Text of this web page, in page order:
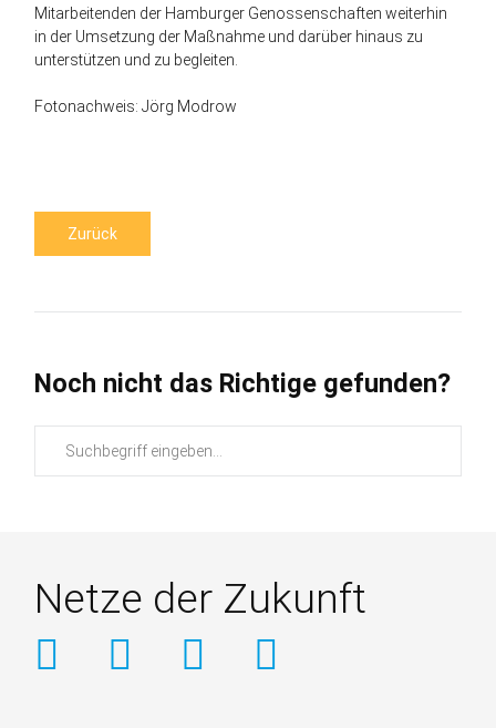
Mitarbeitenden der Hamburger Genossenschaften weiterhin
in der Umsetzung der Maßnahme und darüber hinaus zu
unterstützen und zu begleiten.
Fotonachweis: Jörg Modrow
Zurück
Noch nicht das Richtige gefunden?
Netze der Zukunft